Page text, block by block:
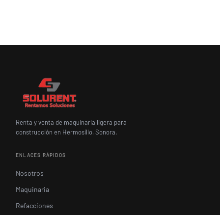
Renta y venta de maquinaria ligera para
construcción en Hermosillo, Sonora.
ENLACES RÁPIDOS
Nosotros
Maquinaria
Refacciones